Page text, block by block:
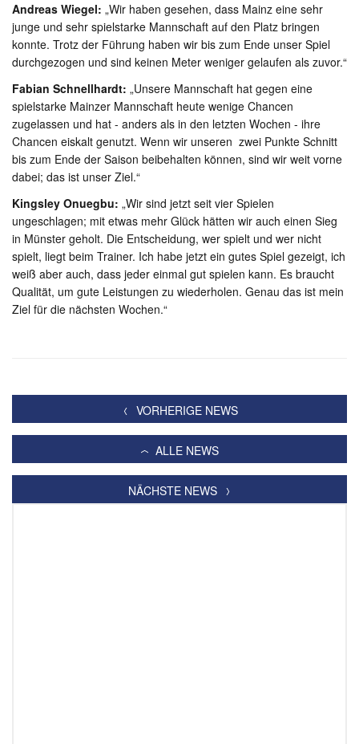
Andreas Wiegel: „Wir haben gesehen, dass Mainz eine sehr
junge und sehr spielstarke Mannschaft auf den Platz bringen
konnte. Trotz der Führung haben wir bis zum Ende unser Spiel
durchgezogen und sind keinen Meter weniger gelaufen als zuvor.“
Fabian Schnellhardt: „Unsere Mannschaft hat gegen eine
spielstarke Mainzer Mannschaft heute wenige Chancen
zugelassen und hat - anders als in den letzten Wochen - ihre
Chancen eiskalt genutzt. Wenn wir unseren zwei Punkte Schnitt
bis zum Ende der Saison beibehalten können, sind wir weit vorne
dabei; das ist unser Ziel.“
Kingsley Onuegbu: „Wir sind jetzt seit vier Spielen
ungeschlagen; mit etwas mehr Glück hätten wir auch einen Sieg
in Münster geholt. Die Entscheidung, wer spielt und wer nicht
spielt, liegt beim Trainer. Ich habe jetzt ein gutes Spiel gezeigt, ich
weiß aber auch, dass jeder einmal gut spielen kann. Es braucht
Qualität, um gute Leistungen zu wiederholen. Genau das ist mein
Ziel für die nächsten Wochen.“
VORHERIGE NEWS
ALLE NEWS
NÄCHSTE NEWS